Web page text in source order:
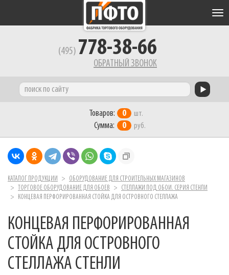
(495) 778-38-66
ОБРАТНЫЙ ЗВОНОК
Товаров: 0 шт.
Сумма: 0 руб.
КАТАЛОГ ПРОДУКЦИИ
ОБОРУДОВАНИЕ ДЛЯ СТРОИТЕЛЬНЫХ МАГАЗИНОВ
ТОРГОВОЕ ОБОРУДОВАНИЕ ДЛЯ ОБОЕВ
СТЕЛЛАЖИ ПОД ОБОИ. СЕРИЯ СТЕНЛИ
КОНЦЕВАЯ ПЕРФОРИРОВАННАЯ СТОЙКА ДЛЯ ОСТРОВНОГО СТЕЛЛАЖА
КОНЦЕВАЯ ПЕРФОРИРОВАННАЯ
СТОЙКА ДЛЯ ОСТРОВНОГО
СТЕЛЛАЖА СТЕНЛИ